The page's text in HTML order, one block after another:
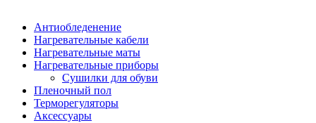
Антиобледенение
Нагревательные кабели
Нагревательные маты
Нагревательные приборы
Сушилки для обуви
Пленочный пол
Терморегуляторы
Аксессуары